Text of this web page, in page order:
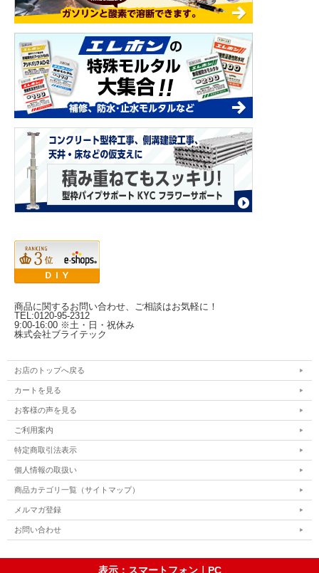
商品に関するお問い合わせ、ご相談はお気軽に！
TEL:0120-95-2312
9:00-16:00 ※土・日・祝休み
株式会社ブライテック
お店のトップへ戻る
カートを見る
お客様の声を見る
ご利用案内
特定商取引法表示
個人情報の取扱い
商品カテゴリ一覧（サイトマップ）
メルマガ登録
お問い合わせ
表示：スマートフォン｜ PC